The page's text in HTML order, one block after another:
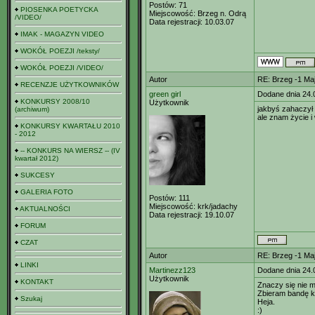
PIOSENKA POETYCKA
/VIDEO/
IMAK - MAGAZYN VIDEO
WOKÓŁ POEZJI /teksty/
WOKÓŁ POEZJI /VIDEO/
RECENZJE UŻYTKOWNIKÓW
KONKURSY 2008/10
(archiwum)
KONKURSY KWARTAŁU 2010
- 2012
-- KONKURS NA WIERSZ -- (IV
kwartał 2012)
SUKCESY
GALERIA FOTO
AKTUALNOŚCI
FORUM
CZAT
LINKI
KONTAKT
Szukaj
Postów: 71
Miejscowość: Brzeg n. Odrą
Data rejestracji: 10.03.07
Autor
RE: Brzeg -1
green girl
Użytkownik
Postów: 111
Miejscowość: krk/jadachy
Data rejestracji: 19.10.07
Dodane dnia
jakbyś
ale znam życie i
Autor
RE: Brzeg -1
Martinezz123
Użytkownik
Dodane dnia
Znaczy się nie
Zbieram bandę
Heja.
:)